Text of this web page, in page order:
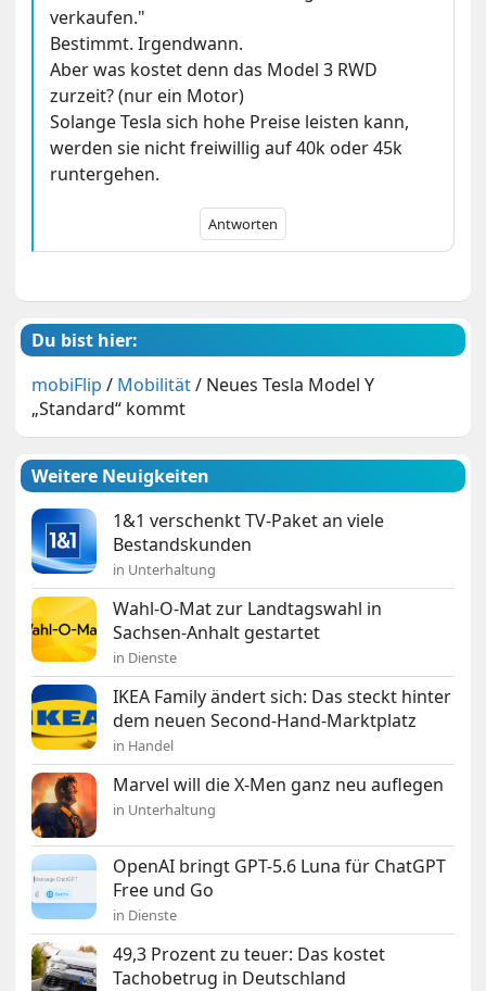
verkaufen."
Bestimmt. Irgendwann.
Aber was kostet denn das Model 3 RWD
zurzeit? (nur ein Motor)
Solange Tesla sich hohe Preise leisten kann,
werden sie nicht freiwillig auf 40k oder 45k
runtergehen.
Antworten
Du bist hier:
mobiFlip / Mobilität/ Neues Tesla Model Y
„Standard“ kommt
Weitere Neuigkeiten
1&1 verschenkt TV-Paket an viele
Bestandskunden
in Unterhaltung
Wahl-O-Mat zur Landtagswahl in
Sachsen-Anhalt gestartet
in Dienste
IKEA Family ändert sich: Das steckt hinter
dem neuen Second-Hand-Marktplatz
in Handel
Marvel will die X-Men ganz neu auflegen
in Unterhaltung
OpenAI bringt GPT-5.6 Luna für ChatGPT
Free und Go
in Dienste
49,3 Prozent zu teuer: Das kostet
Tachobetrug in Deutschland